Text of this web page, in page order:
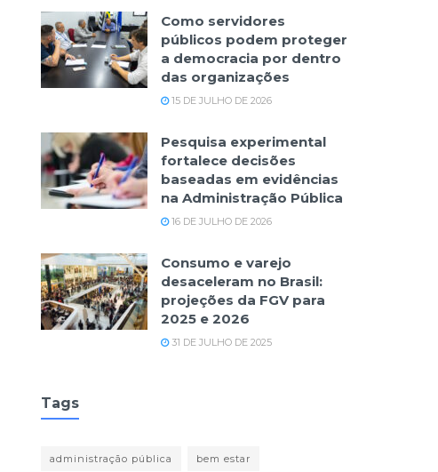
Como servidores
públicos podem proteger
a democracia por dentro
das organizações
15 DE JULHO DE 2026
Pesquisa experimental
fortalece decisões
baseadas em evidências
na Administração Pública
16 DE JULHO DE 2026
Consumo e varejo
desaceleram no Brasil:
projeções da FGV para
2025 e 2026
31 DE JULHO DE 2025
Tags
administração pública bem estar